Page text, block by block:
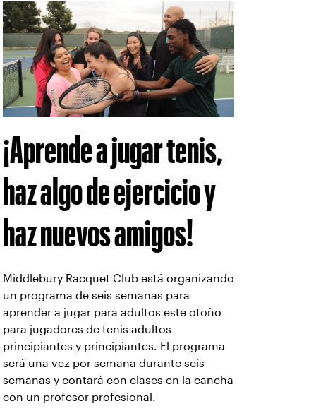
¡Aprende a jugar tenis,
haz algo de ejercicio y
haz nuevos amigos!
Middlebury Racquet Club está organizando
un programa de seis semanas para
aprender a jugar para adultos este otoño
para jugadores de tenis adultos
principiantes y principiantes. El programa
será una vez por semana durante seis
semanas y contará con clases en la cancha
con un profesor profesional.